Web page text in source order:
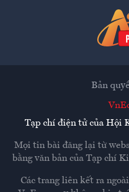
Bản
Tạp chí điện tử của Hội
Mọi tin bài đăng lại từ
bằng văn bản của Tạp chí
Các trang liên kết ra